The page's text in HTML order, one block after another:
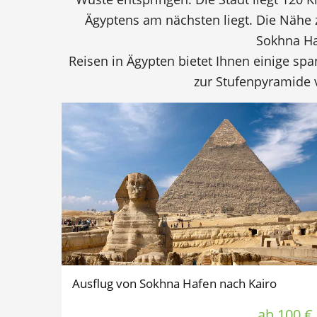
Ägyptens am nächsten liegt. Die
Sokhna
Reisen in Ägypten bietet Ihnen einige
zur Stufenpyramide
Ausflug von Sokhna Hafen nach Kairo